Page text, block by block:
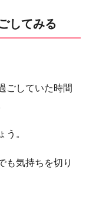
してみる
ごしていた時間
。
も気持ちを切り